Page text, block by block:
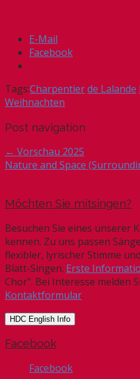
E-Mail
Facebook
Tags:Charpentierde Lalande
Weihnachten
Post navigation
← Vorschau 2025
Nature and Space
Möchten Sie mitsingen?
Besuchen Sie eines unserer
kennen. Zu uns passen
flexibler, lyrischer Stimme
Blatt-Singen. Erste
Chor". Bei Interesse melden
Kontaktformular.
HDC English Info
Facebook
Facebook